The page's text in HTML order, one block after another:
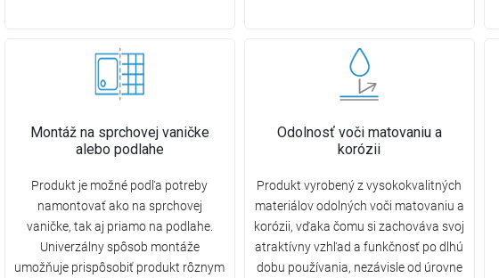
Montáž na sprchovej vaničke
alebo podlahe
Produkt je možné podľa potreby
namontovať ako na sprchovej
vaničke, tak aj priamo na podlahe.
Univerzálny spôsob montáže
umožňuje prispôsobiť produkt rôznym
Odolnosť voči matovaniu a
korózii
Produkt vyrobený z vysokokvalitných
materiálov odolných voči matovaniu a
korózii, vďaka čomu si zachováva svoj
atraktívny vzhľad a funkčnosť po dlhú
dobu používania, nezávisle od úrovne